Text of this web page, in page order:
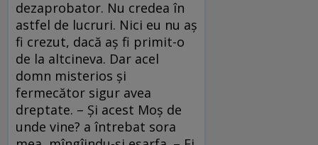
dezaprobator. Nu credea în
astfel de lucruri. Nici eu nu aş
fi crezut, dacă aş fi primit-o
de la altcineva. Dar acel
domn misterios şi
fermecător sigur avea
dreptate. – Şi acest Moş de
unde vine? a întrebat sora